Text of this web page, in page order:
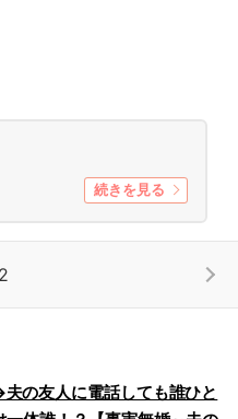
続きを見る
の友人に電話しても誰ひと